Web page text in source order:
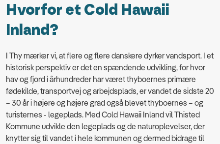
Hvorfor et Cold Hawaii
Inland?
I Thy mærker vi, at flere og flere danskere dyrker vandsport. I et
historisk perspektiv er det en spændende udvikling, for hvor
hav og fjord i århundreder har været thyboernes primære
fødekilde, transportvej og arbejdsplads, er vandet de sidste 20
– 30 år i højere og højere grad også blevet thyboernes – og
turisternes - legeplads. Med Cold Hawaii Inland vil Thisted
Kommune udvikle den legeplads og de naturoplevelser, der
knytter sig til vandet i hele kommunen og dermed bidrage til